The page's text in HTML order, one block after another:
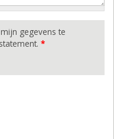
gegevens te
*